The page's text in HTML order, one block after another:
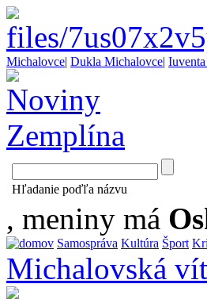
Michalovce| Dukla Michalovce|
Hľadanie poďľa názvu
, meniny má
Samospráva Kultúra Šport
Michalovská